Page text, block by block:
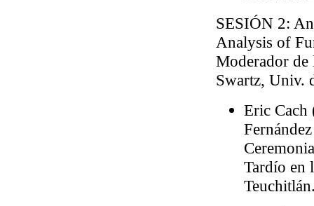
SESIÓN 2:
Analysis of
Moderador de
Swartz, Univ.
Eric Cach
Tardío en